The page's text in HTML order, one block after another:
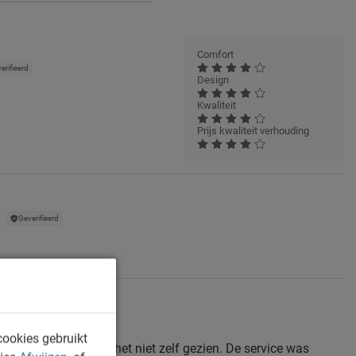
Comfort
Design
Kwaliteit
Prijs kwaliteit verhouding
Geverifieerd
besteld dus heb het niet zelf gezien. De service was
gebruikt